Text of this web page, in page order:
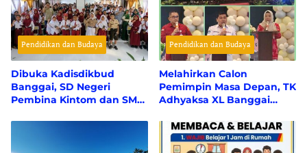
Pendidikan dan Budaya
Dibuka Kadisdikbud
Banggai, SD Negeri
Pembina Kintom dan SMP
Jawara Lomba Rangking 1
Pendidikan dan Budaya
Melahirkan Calon
Pemimpin Masa Depan, TK
Adhyaksa XL Banggai